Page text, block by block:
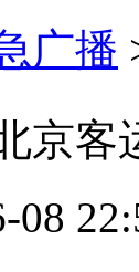
广播
京客
08